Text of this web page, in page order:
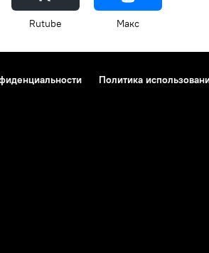
Rutube Макс
Политика